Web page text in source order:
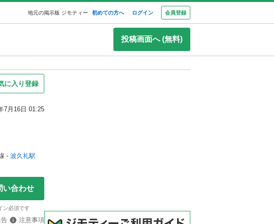
地元の掲示板 ジモティー 初めての方へ ログイン 会員登録
投稿画面へ (無料)
に入り登録
7月16日 01:25
- 波久礼駅
い合わせ
ン必須です
注意事項